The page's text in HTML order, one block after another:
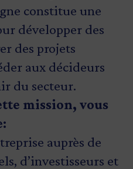
constitue une
développer des
des projets
aux décideurs
du secteur.
mission, vous
auprès de
d’investisseurs et